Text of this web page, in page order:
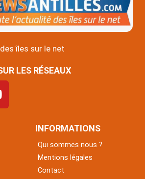
îles sur le net
LES RÉSEAUX
INFORMATIONS
Qui sommes nous ?
Mentions légales
Contact